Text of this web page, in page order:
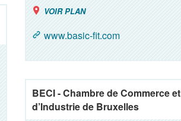
VOIR PLAN
www.basic-fit.com
BECI - Chambre de Commerce et
d’Industrie de Bruxelles